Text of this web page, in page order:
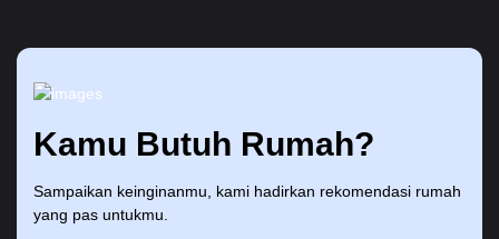
Kamu Butuh Rumah?
Sampaikan keinginanmu, kami hadirkan rekomendasi rumah
yang pas untukmu.